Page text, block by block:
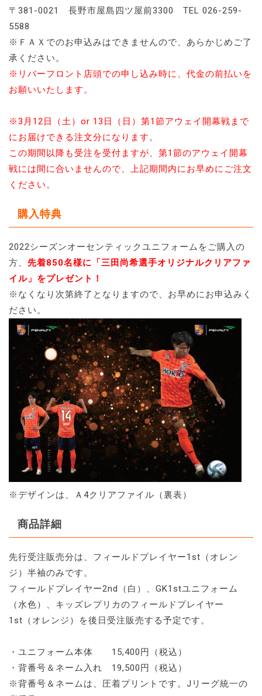
〒381-0021 長野市屋島四ツ屋前3300 TEL 026-259-
5588
※ＦＡＸでのお申込みはできませんので、あらかじめご了
承ください。
※リバーフロント店頭での申し込み時に、代金の前払いを
お願いいたします。
※3月12日（土）or 13日（日）第1節アウェイ開幕戦まで
にお届けできる注文分になります。
この期間以降も受注を受付ますが、第1節のアウェイ開幕
戦には間に合いませんので、上記期間内にお早めにご注文
ください。
購入特典
2022シーズンオーセンティックユニフォームをご購入の
方、 先着850名様に「三田尚希選手オリジナルクリアファ
イル」をプレゼント！
※なくなり次第終了となりますので、お早めにお申込みく
ださい。
※デザインは、Ａ4クリアファイル（裏表）
商品詳細
先行受注販売分は、フィールドプレイヤー1st（オレン
ジ）半袖のみです。
フィールドプレイヤー2nd（白）、GK1stユニフォーム
（水色）、キッズレプリカのフィールドプレイヤー
1st（オレンジ）を後日受注販売する予定です。
・ユニフォーム本体 15,400円（税込）
・背番号＆ネーム入れ 19,500円（税込）
※背番号＆ネームは、圧着プリントです。Jリーグ統一の